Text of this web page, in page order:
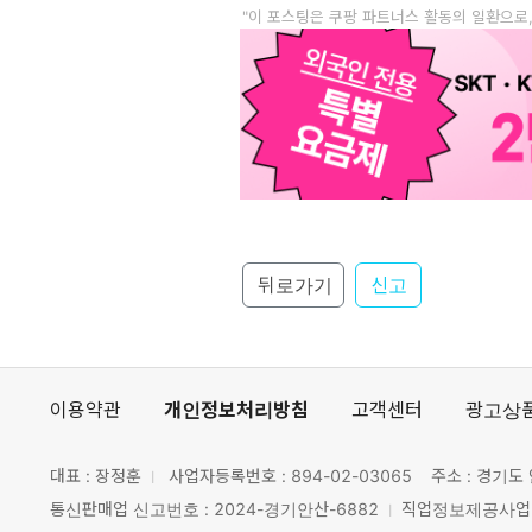
"이 포스팅은 쿠팡 파트너스 활동의 일환으
뒤로가기 신고
이용약관 개인정보처리방침 고객센터 광고상
대표 : 장정훈 사업자등록번호 : 894-02-03065
주소 : 경기
통신판매업 신고번호 : 2024-경기안산-6882
직업정보제공사